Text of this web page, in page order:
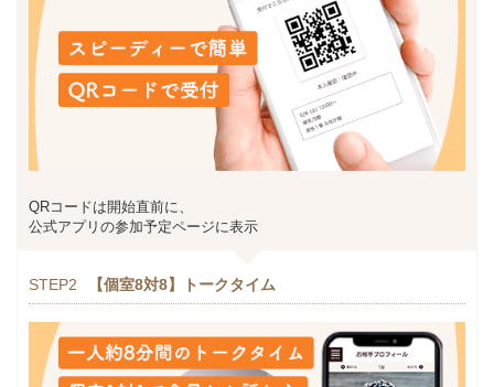
QRコードは開始直前に、
公式アプリの参加予定ページに表示
STEP2 【個室8対8】トークタイム